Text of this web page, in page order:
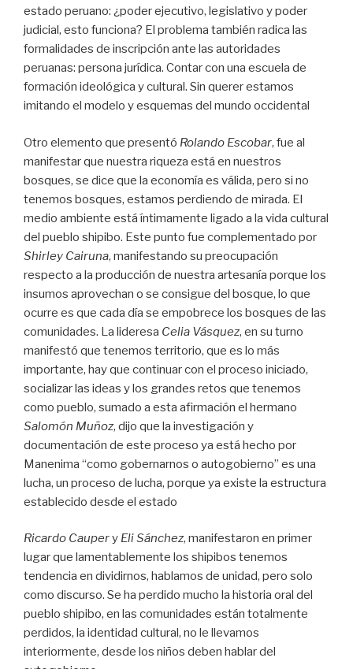
estado peruano: ¿poder ejecutivo, legislativo y poder
judicial, esto funciona? El problema también radica las
formalidades de inscripción ante las autoridades
peruanas: persona jurídica. Contar con una escuela de
formación ideológica y cultural. Sin querer estamos
imitando el modelo y esquemas del mundo occidental
Otro elemento que presentó Rolando Escobar, fue al
manifestar que nuestra riqueza está en nuestros
bosques, se dice que la economía es válida, pero si no
tenemos bosques, estamos perdiendo de mirada. El
medio ambiente está íntimamente ligado a la vida cultural
del pueblo shipibo. Este punto fue complementado por
Shirley Cairuna, manifestando su preocupación
respecto a la producción de nuestra artesanía porque los
insumos aprovechan o se consigue del bosque, lo que
ocurre es que cada día se empobrece los bosques de las
comunidades. La lideresa Celia Vásquez, en su turno
manifestó que tenemos territorio, que es lo más
importante, hay que continuar con el proceso iniciado,
socializar las ideas y los grandes retos que tenemos
como pueblo, sumado a esta afirmación el hermano
Salomón Muñoz, dijo que la investigación y
documentación de este proceso ya está hecho por
Manenima “como gobernarnos o autogobierno” es una
lucha, un proceso de lucha, porque ya existe la estructura
establecido desde el estado
Ricardo Caupery Eli Sánchez, manifestaron en primer
lugar que lamentablemente los shipibos tenemos
tendencia en dividirnos, hablamos de unidad, pero solo
como discurso. Se ha perdido mucho la historia oral del
pueblo shipibo, en las comunidades están totalmente
perdidos, la identidad cultural, no le llevamos
interiormente, desde los niños deben hablar del